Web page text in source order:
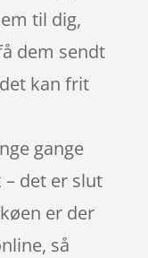
til dig,
dem sendt
kan frit
gange
det er slut
er der
så